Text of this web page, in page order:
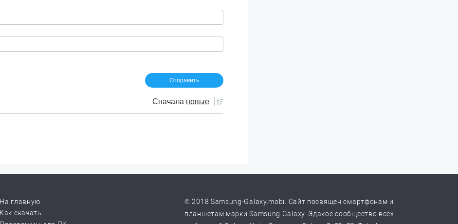
Сначала новые
На главную
Как скачать
© 2018 Samsung-Galaxy.mobi. Сайт посвящен смартфонам и
планшетам марки Samsung Galaxy. Эдакое сообщество всех